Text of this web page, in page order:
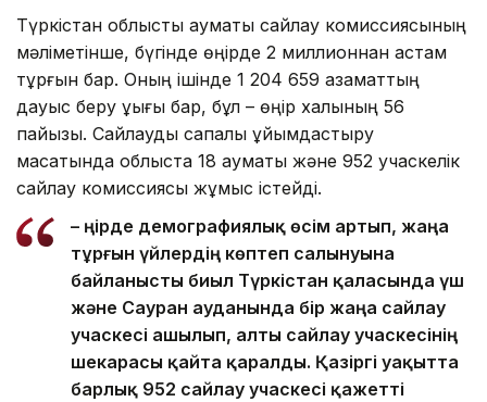
Түркістан облыстық аумақтық сайлау комиссиясының
мәліметінше, бүгінде өңірде 2 миллионнан астам
тұрғын бар. Оның ішінде 1 204 659 азаматтың
дауыс беру құқығы бар, бұл – өңір халқының 56
пайызы. Сайлауды сапалы ұйымдастыру
мақсатында облыста 18 аумақтық және 952 учаскелік
сайлау комиссиясы жұмыс істейді.
– Өңірде демографиялық өсім артып, жаңа
тұрғын үйлердің көптеп салынуына
байланысты биыл Түркістан қаласында үш
және Сауран ауданында бір жаңа сайлау
учаскесі ашылып, алты сайлау учаскесінің
шекарасы қайта қаралды. Қазіргі уақытта
барлық 952 сайлау учаскесі қажетті